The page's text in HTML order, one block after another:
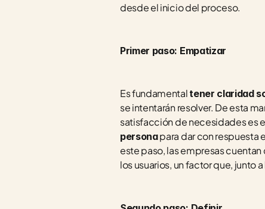
desde el inicio del proceso.
Primer paso: Empatizar
Es fundamental tener claridad
se intentarán resolver. De esta
satisfacción de necesidades es
persona para dar con respuesta
este paso, las empresas
los usuarios, un factor que, junto